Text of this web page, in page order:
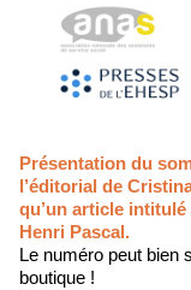
Présentation du sommaire du numéro 268 de la revue, de
l’éditorial de
qu’un article
Henri Pascal.
Le numéro peut bien
boutique !